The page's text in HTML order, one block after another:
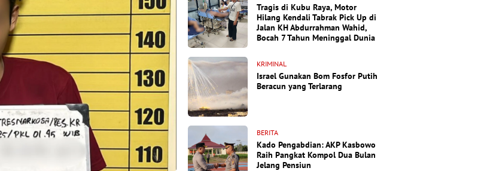
Tragis di Kubu Raya, Motor
Hilang Kendali Tabrak Pick Up di
Jalan KH Abdurrahman Wahid,
Bocah 7 Tahun Meninggal Dunia
KRIMINAL
Israel Gunakan Bom Fosfor Putih
Beracun yang Terlarang
BERITA
Kado Pengabdian: AKP Kasbowo
Raih Pangkat Kompol Dua Bulan
Jelang Pensiun